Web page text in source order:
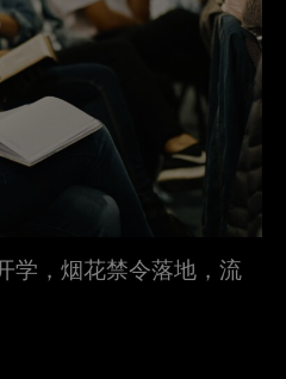
学，烟花禁令落地，流